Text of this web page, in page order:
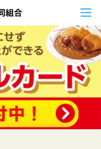
佐賀大学生活協同